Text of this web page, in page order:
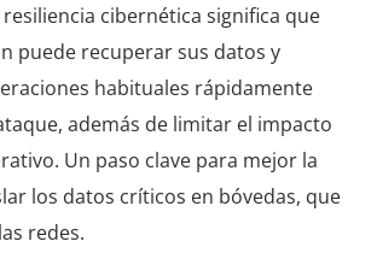
cibernética significa que
puede recuperar sus datos y
habituales rápidamente
además de limitar el impacto
Un paso clave para mejor la
los datos críticos en bóvedas, que
redes.